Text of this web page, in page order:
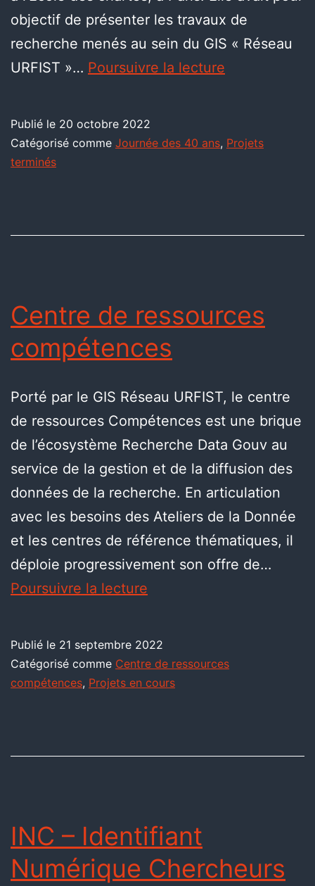
objectif de présenter les travaux de
recherche menés au sein du GIS « Réseau
URFIST »… Poursuivre la lecture
Publié le 20 octobre 2022
Catégorisé comme Journée des 40 ans, Projets
terminés
Centre de ressources
compétences
Porté par le GIS Réseau URFIST, le centre
de ressources Compétences est une brique
de l’écosystème Recherche Data Gouv au
service de la gestion et de la diffusion des
données de la recherche. En articulation
avec les besoins des Ateliers de la Donnée
et les centres de référence thématiques, il
déploie progressivement son offre de…
Poursuivre la lecture
Publié le 21 septembre 2022
Catégorisé comme Centre de ressources
compétences, Projets en cours
INC – Identifiant
Numérique Chercheurs